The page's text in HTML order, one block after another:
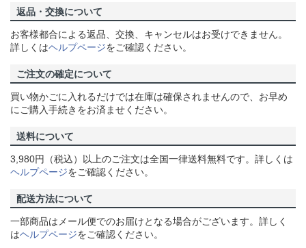
返品・交換について
お客様都合による返品、交換、キャンセルはお受けできません。
詳しくはヘルプページをご確認ください。
ご注文の確定について
買い物かごに入れるだけでは在庫は確保されませんので、お早め
にご購入手続きをお済ませください。
送料について
3,980円（税込）以上のご注文は全国一律送料無料です。詳しくは
ヘルプページをご確認ください。
配送方法について
一部商品はメール便でのお届けとなる場合がございます。詳しく
はヘルプページをご確認ください。